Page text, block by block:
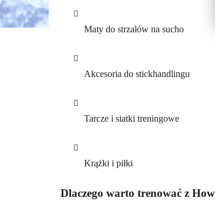
Maty do strzałów na sucho
Akcesoria do stickhandlingu
Tarcze i siatki treningowe
Krążki i piłki
Dlaczego warto trenować z